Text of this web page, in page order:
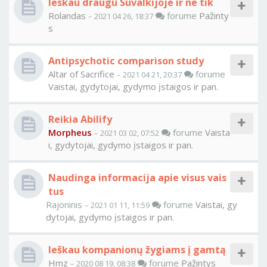
Rolandas - 2021 04 26, 18:37 forume Pažinty
s
Antipsychotic comparison study
Altar of Sacrifice - 2021 04 21, 20:37
forume
Vaistai, gydytojai, gydymo įstaigos ir pan.
Reikia Abilify
Morpheus - 2021 03 02, 07:52 forume Vaista
i, gydytojai, gydymo įstaigos ir pan.
Naudinga informacija apie visus vais
tus
Rajoninis - 2021 01 11, 11:59 forume Vaistai, gy
dytojai, gydymo įstaigos ir pan.
Ieškau kompanionų žygiams į gamtą
Hmz - 2020 08 19, 08:38 forume Pažintys